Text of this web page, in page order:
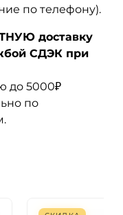
по телефону).
доставку
СДЭК при
до 5000₽
по